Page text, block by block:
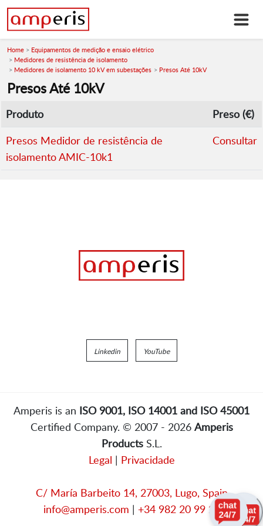
Home
Equipamentos de medição e ensaio elétrico
Medidores de resistência de isolamento
Medidores de isolamento 10 kV em subestações
Presos Até 10kV
Presos Até 10kV
Produto
Preso (€)
Presos Medidor de resistência de
isolamento AMIC-10k1
Consultar
Linkedin YouTube
Amperis is an ISO 9001, ISO 14001 and ISO 45001
Certified Company. © 2007 - 2026 Amperis
ProductsS.L.
Legal | Privacidade
C/ María Barbeito 14, 27003, Lugo, Spain
info@amperis.com | +34 982 20 99 20